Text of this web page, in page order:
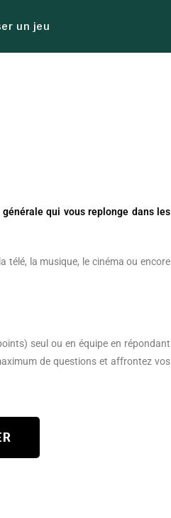
un jeu
qui vous replonge dans les
télé, la musique, le cinéma ou encore
seul ou en équipe en répondant
de questions et affrontez vos